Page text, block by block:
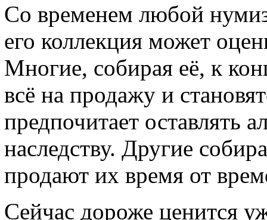
Со временем любой
его коллекция может
Многие, собирая её, к
всё на продажу и
предпочитает оставлять
наследству. Другие
продают их время от
Сейчас дороже ценится